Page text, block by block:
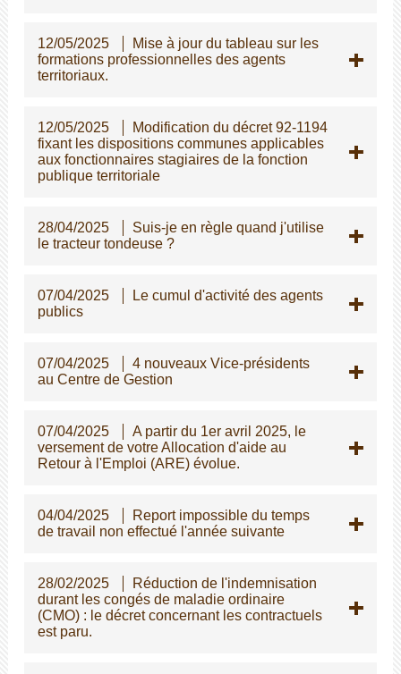
12/05/2025
Mise à jour du tableau sur les
formations professionnelles des agents
territoriaux.
12/05/2025
Modification du décret 92-1194
fixant les dispositions communes applicables
aux fonctionnaires stagiaires de la fonction
publique territoriale
28/04/2025
Suis-je en règle quand j'utilise
le tracteur tondeuse ?
07/04/2025
Le cumul d'activité des agents
publics
07/04/2025
4 nouveaux Vice-présidents
au Centre de Gestion
07/04/2025
A partir du 1er avril 2025, le
versement de votre Allocation d'aide au
Retour à l'Emploi (ARE) évolue.
04/04/2025
Report impossible du temps
de travail non effectué l'année suivante
28/02/2025
Réduction de l'indemnisation
durant les congés de maladie ordinaire
(CMO) : le décret concernant les contractuels
est paru.